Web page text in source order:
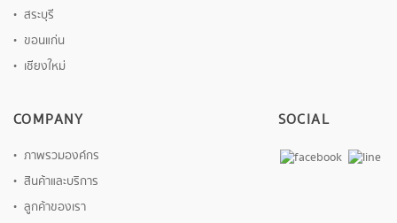
สระบุรี
ขอนแก่น
เชียงใหม่
COMPANY
ภาพรวมองค์กร
สินค้าและบริการ
ลูกค้าของเรา
SOCIAL